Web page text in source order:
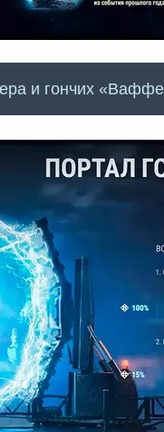
и гончих